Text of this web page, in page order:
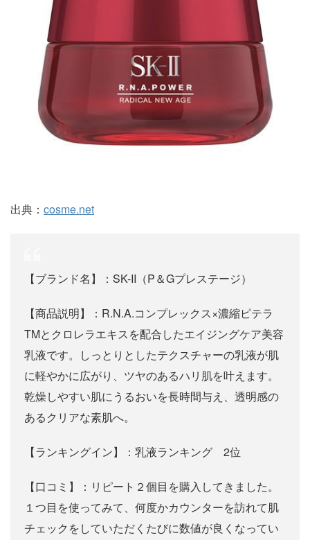
出典： cosme.net
【ブランド名】：SK-II（P＆Gプレステージ）
【商品説明】：R.N.A.コンプレックス×濃縮ピテラ
TMとクロレラエキスを配合したエイジングケア美容
乳液です。しっとりとしたテクスチャーの乳液が肌
に軽やかに広がり、ツヤのあるハリ肌を叶えます。
乾燥しやすい肌にうるおいを長時間与え、透明感の
あるクリアな素肌へ。
【ランキングイン】：乳液ランキング 2位
【口コミ】：リピート２個目を購入してきました。
１つ目を使ってみて、何度かカウンターを訪れて肌
チェックをしていただくたびに数値が良くなってい